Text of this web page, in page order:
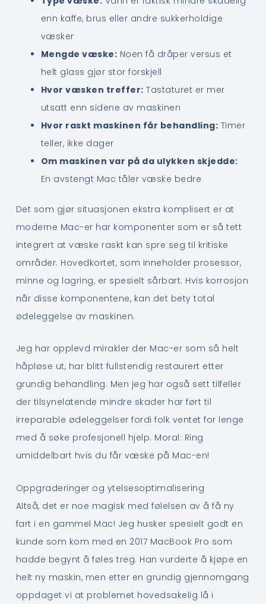
enn kaffe, brus eller andre sukkerholdige
væsker
Mengde væske: Noen få dråper versus et
helt glass gjør stor forskjell
Hvor væsken treffer: Tastaturet er mer
utsatt enn sidene av maskinen
Hvor raskt maskinen får behandling: Timer
teller, ikke dager
Om maskinen var på da ulykken skjedde:
En avstengt Mac tåler væske bedre
Det som gjør situasjonen ekstra komplisert er at
moderne Mac-er har komponenter som er så tett
integrert at væske raskt kan spre seg til kritiske
områder. Hovedkortet, som inneholder prosessor,
minne og lagring, er spesielt sårbart. Hvis korrosjon
når disse komponentene, kan det bety total
ødeleggelse av maskinen.
Jeg har opplevd mirakler der Mac-er som så helt
håpløse ut, har blitt fullstendig restaurert etter
grundig behandling. Men jeg har også sett tilfeller
der tilsynelatende mindre skader har ført til
irreparable ødeleggelser fordi folk ventet for lenge
med å søke profesjonell hjelp. Moral: Ring
umiddelbart hvis du får væske på Mac-en!
Oppgraderinger og ytelsesoptimalisering
Altså, det er noe magisk med følelsen av å få ny
fart i en gammel Mac! Jeg husker spesielt godt en
kunde som kom med en 2017 MacBook Pro som
hadde begynt å føles treg. Han vurderte å kjøpe en
helt ny maskin, men etter en grundig gjennomgang
oppdaget vi at problemet hovedsakelig lå i